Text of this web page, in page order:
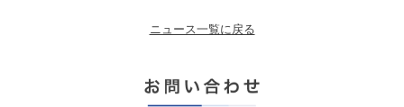
ニュース一覧に戻る